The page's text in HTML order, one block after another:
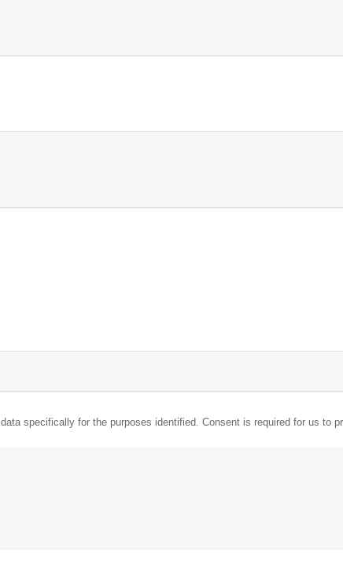
specifically for the purposes identified. Consent is required for us to